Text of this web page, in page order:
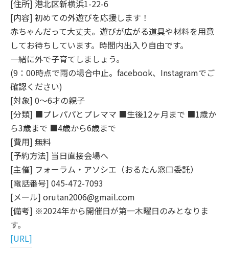
[住所] 港北区新横浜1-22-6
[内容] 初めての外遊びを応援します！
赤ちゃんだって大丈夫。遊びが広がる道具や材料を用意
してお待ちしています。時間内出入り自由です。
一緒に外で子育てしましょう。
(9：00時点で雨の場合中止。facebook、Instagramでご
確認ください)
[対象] 0～6才の親子
[分類] ■プレパパとプレママ ■生後12ヶ月まで ■1歳か
ら3歳まで ■4歳から6歳まで
[費用] 無料
[予約方法] 当日直接会場へ
[主催] フォーラム・アソシエ（おるたん窓口委託）
[電話番号] 045-472-7093
[メール] orutan2006@gmail.com
[備考] ※2024年から開催日が第一木曜日のみとなりま
す。
[URL]